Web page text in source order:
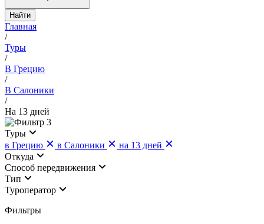
Найти
Главная
/
Туры
/
В Грецию
/
В Салоники
/
На 13 дней
3
Туры
в Грецию
в Салоники
на 13 дней
Откуда
Cпособ передвижения
Тип
Туроператор
Фильтры